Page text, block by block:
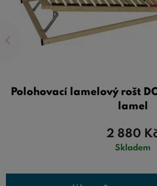
Polohovací lamelový rošt
lamel
Skladem
2 880